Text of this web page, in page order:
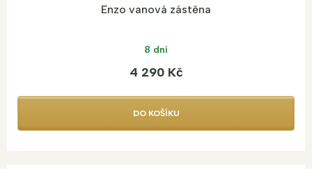
Enzo vanová zástěna
8 dní
4 290 Kč
DO KOŠÍKU